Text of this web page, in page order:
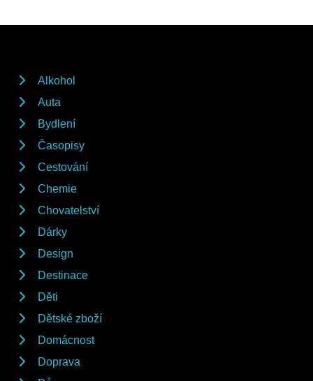
Alkohol
Auta
Bydlení
Časopisy
Cestování
Chemie
Chovatelství
Dárky
Design
Destinace
Děti
Dětské zboží
Domácnost
Doprava